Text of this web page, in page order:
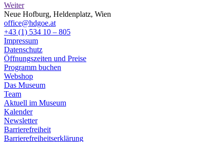
Weiter
Neue Hofburg, Heldenplatz, Wien
office@hdgoe.at
+43 (1) 534 10 – 805
Impressum
Datenschutz
Öffnungszeiten und Preise
Programm buchen
Webshop
Das Museum
Team
Aktuell im Museum
Kalender
Newsletter
Barrierefreiheit
Barrierefreiheitserklärung